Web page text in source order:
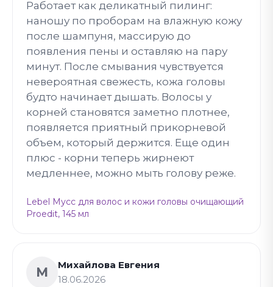
Работает как деликатный пилинг:
наношу по проборам на влажную кожу
после шампуня, массирую до
появления пены и оставляю на пару
минут. После смывания чувствуется
невероятная свежесть, кожа головы
будто начинает дышать. Волосы у
корней становятся заметно плотнее,
появляется приятный прикорневой
объем, который держится. Еще один
плюс - корни теперь жирнеют
медленнее, можно мыть голову реже.
Lebel Мусс для волос и кожи головы очищающий
Proedit, 145 мл
М
Михайлова Евгения
18.06.2026